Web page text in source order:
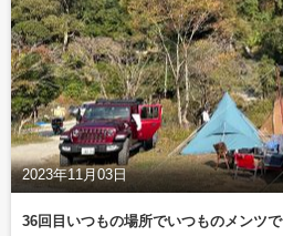
2023年11月03日
36回目いつもの場所でいつものメンツで